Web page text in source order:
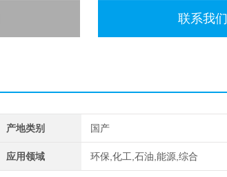
联系我们
产地类别 国产
应用领域 环保,化工,石油,能源,综合